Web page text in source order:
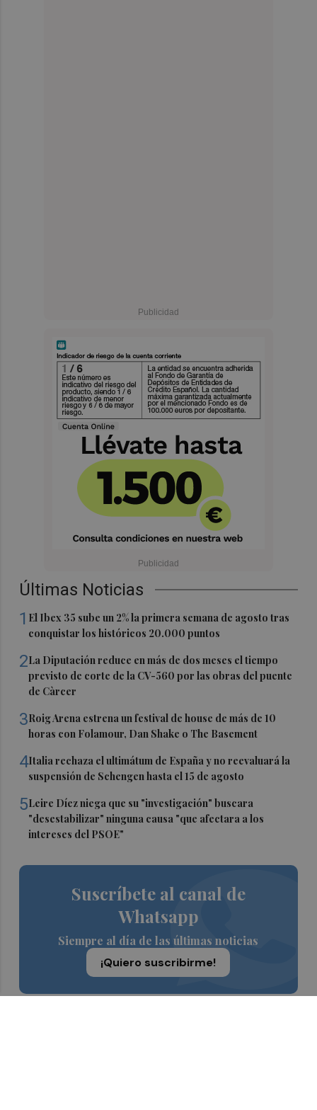
Últimas Noticias
1 El Ibex 35 sube un 2% la primera semana de agosto tras
conquistar los históricos 20.000 puntos
2La Diputación reduce en más de dos meses el tiempo
previsto de corte de la CV-560 por las obras del puente
de Càrcer
3Roig Arena estrena un festival de house de más de 10
horas con Folamour, Dan Shake o The Basement
4Italia rechaza el ultimátum de España y no reevaluará la
suspensión de Schengen hasta el 15 de agosto
5Leire Díez niega que su "investigación" buscara
"desestabilizar" ninguna causa "que afectara a los
intereses del PSOE"
Suscríbete al canal de
Whatsapp
Siempre al día de las últimas noticias
¡Quiero suscribirme!